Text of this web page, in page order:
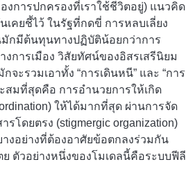
งการปกครองที่เราใช้ชีวิตอยู่) แนวคิด
เคยชี้ไว้ ในรัฐที่กดขี่ การหลบเลี่ยง
กมีต้นทุนทางปฏิบัติน้อยกว่าการ
การเมือง วิสัยทัศน์ของอิสรเสรีนิยม
ะรวมเอาทั้ง “การเดินหนี” และ “การ
สมที่สุดคือ การอำนวยการให้เกิด
ให้ได้มากที่สุด ผ่านการจัด
โดยตรง (stigmergic organization)
งอย่างที่ต้องอาศัยข้อตกลงร่วมกัน
ตัวอย่างหนึ่งของโมเดลนี้คือระบบฟีลี